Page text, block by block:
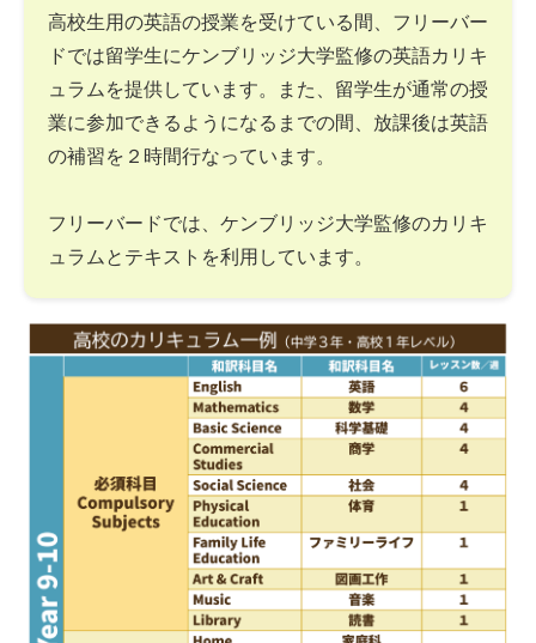
高校生用の英語の授業を受けている間、フリーバー
ドでは留学生にケンブリッジ大学監修の英語カリキ
ュラムを提供しています。また、留学生が通常の授
業に参加できるようになるまでの間、放課後は英語
の補習を２時間行なっています。
フリーバードでは、ケンブリッジ大学監修のカリキ
ュラムとテキストを利用しています。